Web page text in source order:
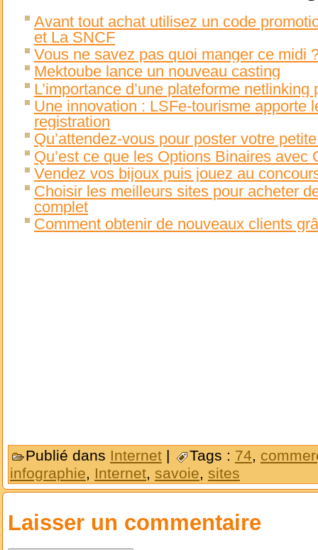
Avant tout achat utilisez un code
et La SNCF
Vous ne savez pas quoi manger ce midi
Mektoube lance un nouveau casting
L’importance d’une plateforme
Une innovation : LSFe-tourisme apporte
registration
Qu’attendez-vous pour poster votre
Qu’est ce que les Options Binaires avec
Vendez vos bijoux puis jouez au
Choisir les meilleurs sites pour acheter
complet
Comment obtenir de nouveaux clients
Publié dans Internet | Tags : 74,
infographie, Internet, savoie, sites
Laisser un commentaire